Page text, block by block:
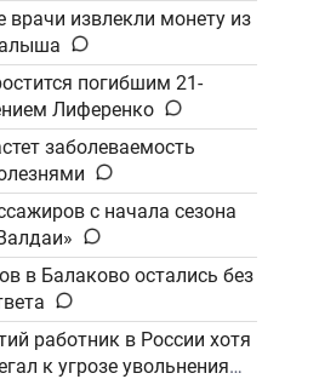
врачи извлекли монету из
погибшим 21-
Лиференко
заболеваемость
с начала сезона
в Балаково остались без
работник в России хотя
к угрозе увольнения